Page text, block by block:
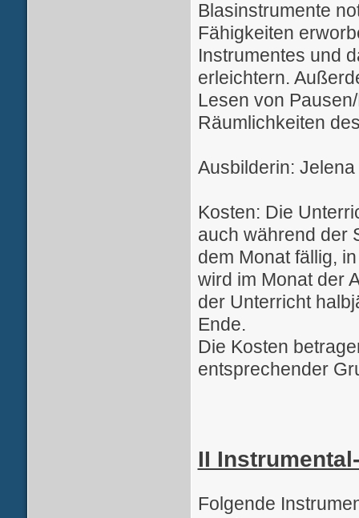
Blasinstrumente
Fähigkeiten
Instrumentes und
erleichtern.
Lesen von
Räumlichkeiten
Ausbilderin:
Kosten: Die
auch während der
dem Monat fällig,
wird im Monat der
der Unterricht
Ende.
Die Kosten
entsprechender
II
Folgende